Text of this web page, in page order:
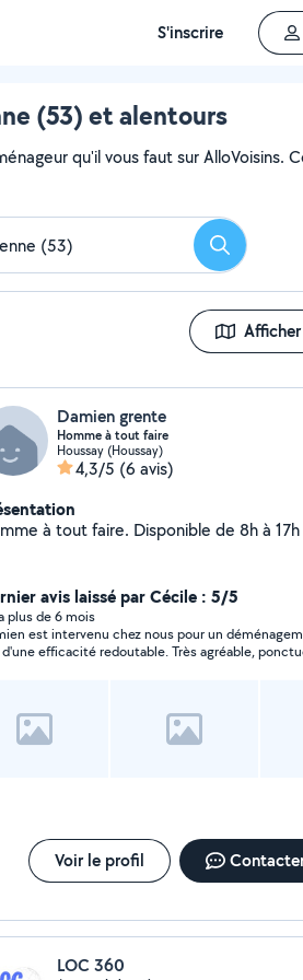
S'inscrire
(53) et alentours
qu'il vous faut sur AlloVoisins.
Rechercher
Damien grente
Homme à tout faire
Houssay (Houssay)
4,3/5 (6 avis)
à tout faire. Disponible de 8h à 17h
avis laissé par Cécile : 5/5
plus de 6 mois
est intervenu chez nous pour un
efficacité redoutable. Très agréable,
Voir le profil
LOC 360